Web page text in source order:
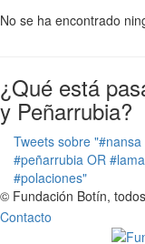
No se ha encontrado
¿Qué está
y Peñarrubia?
Tweets sobre
#peñarrubia OR
#polaciones"
© Fundación Botín,
Contacto